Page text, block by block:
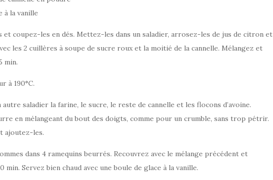
à la vanille
et coupez-les en dés. Mettez-les dans un saladier, arrosez-les de jus de citron et
les 2 cuillères à soupe de sucre roux et la moitié de la cannelle. Mélangez et
min.
à 190°C.
autre saladier la farine, le sucre, le reste de cannelle et les flocons d’avoine.
en mélangeant du bout des doigts, comme pour un crumble, sans trop pétrir.
ajoutez-les.
dans 4 ramequins beurrés. Recouvrez avec le mélange précédent et
min. Servez bien chaud avec une boule de glace à la vanille.